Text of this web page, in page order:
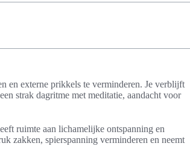
en externe prikkels te verminderen. Je verblijft
strak dagritme met meditatie, aandacht voor
ruimte aan lichamelijke ontspanning en
zakken, spierspanning verminderen en neemt